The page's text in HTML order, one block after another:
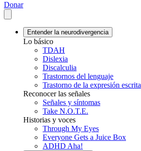
Donar
Entender la neurodivergencia
Lo básico
TDAH
Dislexia
Discalculia
Trastornos del lenguaje
Trastorno de la expresión escrita
Reconocer las señales
Señales y síntomas
Take N.O.T.E.
Historias y voces
Through My Eyes
Everyone Gets a Juice Box
ADHD Aha!